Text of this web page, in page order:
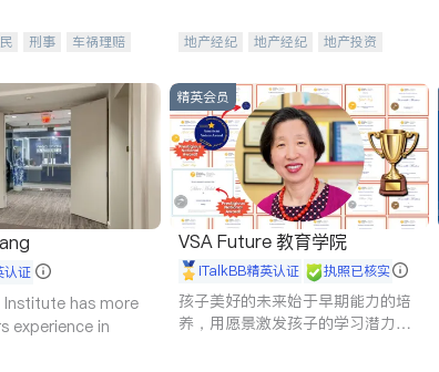
刑事
车祸理赔
赔 律师-其它 保释
地产经纪 地产经纪
地产投资
认证
Institute has more
experience in
精英会员
VSA Future 教育学院
iTalkBB精英认证 执照已核实
孩子美好的未来始于早期能力的培
养，用愿景激发孩子的学习潜力和